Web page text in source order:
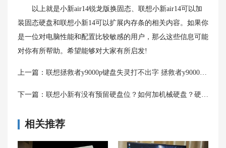
以上就是小新air14锐龙版换固态、联想小新air14可以加
装固态硬盘和联想小新14可以扩展内存条的相关内容。如果你
是一位对电脑性能和配置比较敏感的用户，那么这些信息可能
对你有所帮助。希望能够对大家有所启发!
上一篇： 联想拯救者y9000p键盘失灵打不出字 拯救者y9000键盘没反应原因和解决方法
下一篇： 联想小新有没有预留硬盘位？如何加机械硬盘？硬盘在哪个位置？
相关推荐